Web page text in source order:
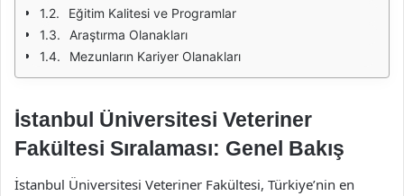
Eğitim Kalitesi ve Programlar
Araştırma Olanakları
Mezunların Kariyer Olanakları
İstanbul Üniversitesi Veteriner
Fakültesi Sıralaması: Genel Bakış
İstanbul Üniversitesi Veteriner Fakültesi, Türkiye’nin en